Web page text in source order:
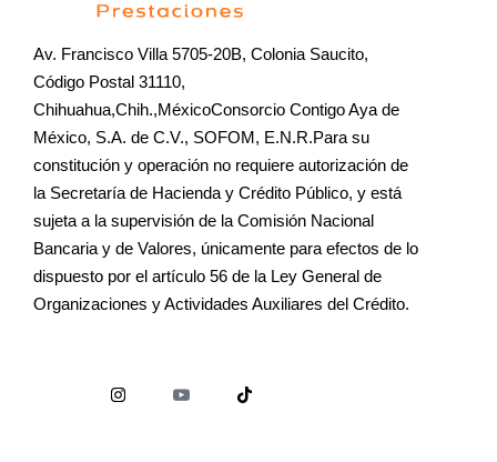
Av. Francisco Villa 5705-20B, Colonia Saucito,
Código Postal 31110,
Chihuahua,Chih.,MéxicoConsorcio Contigo Aya de
México, S.A. de C.V., SOFOM, E.N.R.Para su
constitución y operación no requiere autorización de
la Secretaría de Hacienda y Crédito Público, y está
sujeta a la supervisión de la Comisión Nacional
Bancaria y de Valores, únicamente para efectos de lo
dispuesto por el artículo 56 de la Ley General de
Organizaciones y Actividades Auxiliares del Crédito.